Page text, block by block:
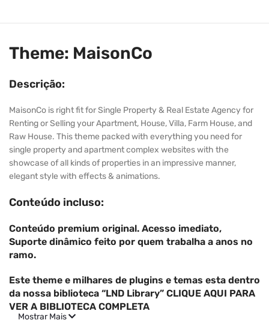
Theme: MaisonCo
Descrição:
MaisonCo is right fit for Single Property & Real Estate Agency for
Renting or Selling your Apartment, House, Villa, Farm House, and
Raw House. This theme packed with everything you need for
single property and apartment complex websites with the
showcase of all kinds of properties in an impressive manner,
elegant style with effects & animations.
Conteúdo incluso:
Conteúdo premium original. Acesso imediato,
Suporte dinâmico feito por quem trabalha a anos no
ramo.
Este theme e milhares de plugins e temas esta dentro
da nossa biblioteca “LND Library” CLIQUE AQUI PARA
VER A BIBLIOTECA COMPLETA
Mostrar Mais